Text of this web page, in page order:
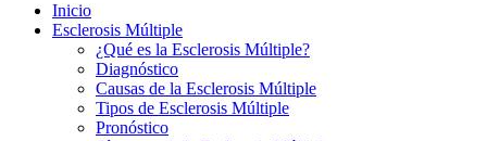
Inicio
Esclerosis Múltiple
¿Qué es la Esclerosis Múltiple?
Diagnóstico
Causas de la Esclerosis Múltiple
Tipos de Esclerosis Múltiple
Pronóstico